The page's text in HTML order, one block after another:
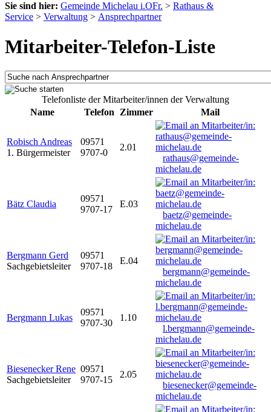
Sie sind hier: Gemeinde Michelau i.OFr. > Rathaus &
Service > Verwaltung > Ansprechpartner
Mitarbeiter-Telefon-Liste
Telefonliste der Mitarbeiter/innen der Verwaltung
Name
Telefon Zimmer Mail
Robisch Andreas
1. Bürgermeister
09571
9707-0
2.01
rathaus@gemeinde-
michelau.de
Bätz Claudia
09571
9707-17
E.03
baetz@gemeinde-
michelau.de
Bergmann Gerd
Sachgebietsleiter
09571
9707-18
E.04
bergmann@gemeinde-
michelau.de
Bergmann Lukas
09571
9707-30
1.10
l.bergmann@gemeinde-
michelau.de
Biesenecker Rene
Sachgebietsleiter
09571
9707-15
2.05
biesenecker@gemeinde-
michelau.de